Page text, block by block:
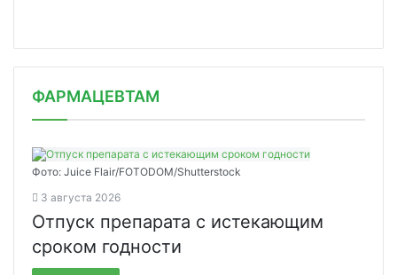
ФАРМАЦЕВТАМ
Фото: Juice Flair/FOTODOM/Shutterstoсk
3 августа 2026
Отпуск препарата с истекающим
сроком годности